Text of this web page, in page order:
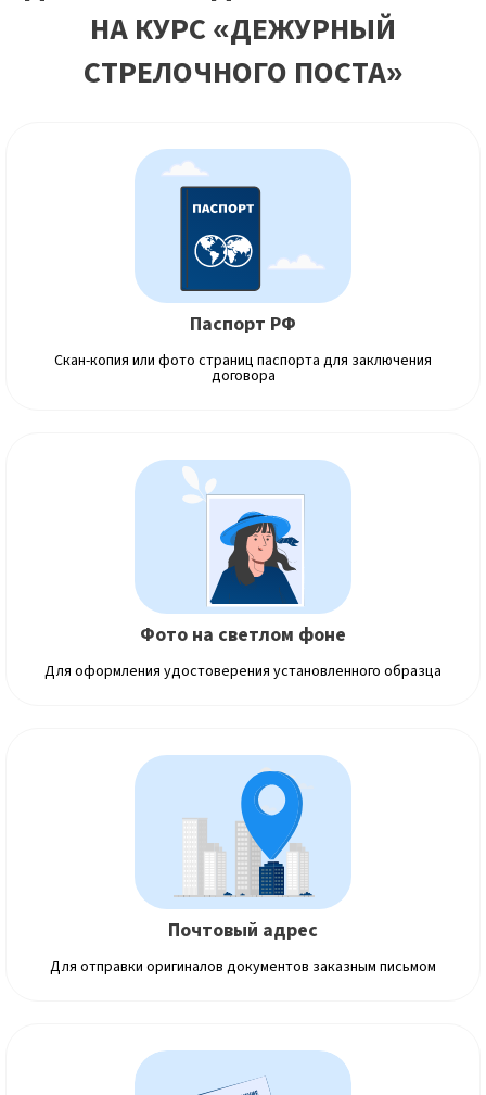
НА КУРС «ДЕЖУРНЫЙ
СТРЕЛОЧНОГО ПОСТА»
Паспорт РФ
Скан-копия или фото страниц паспорта для заключения
договора
Фото на светлом фоне
Для оформления удостоверения установленного образца
Почтовый адрес
Для отправки оригиналов документов заказным письмом